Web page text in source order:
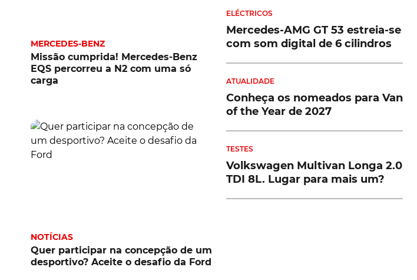
MERCEDES-BENZ
Missão cumprida! Mercedes-Benz
EQS percorreu a N2 com uma só
carga
NOTÍCIAS
Quer participar na concepção de um
desportivo? Aceite o desafio da Ford
ELÉCTRICOS
Mercedes-AMG GT 53 estreia-se
com som digital de 6 cilindros
ATUALIDADE
Conheça os nomeados para Van
of the Year de 2027
TESTES
Volkswagen Multivan Longa 2.0
TDI 8L. Lugar para mais um?